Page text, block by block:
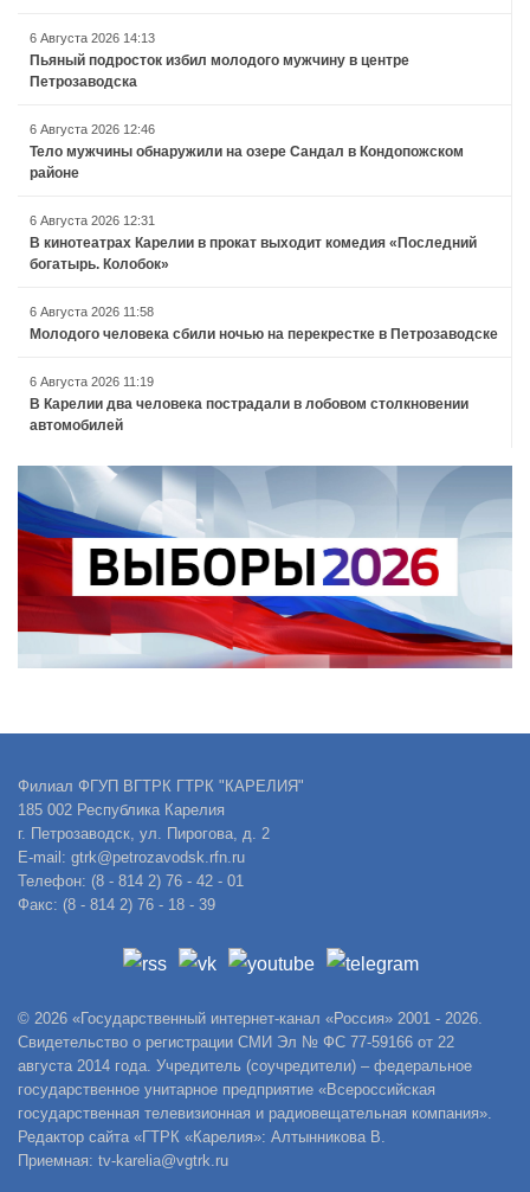
6 Августа 2026 14:13
Пьяный подросток избил молодого мужчину в центре
Петрозаводска
6 Августа 2026 12:46
Тело мужчины обнаружили на озере Сандал в Кондопожском
районе
6 Августа 2026 12:31
В кинотеатрах Карелии в прокат выходит комедия «Последний
богатырь. Колобок»
6 Августа 2026 11:58
Молодого человека сбили ночью на перекрестке в Петрозаводске
6 Августа 2026 11:19
В Карелии два человека пострадали в лобовом столкновении
автомобилей
Филиал ФГУП ВГТРК ГТРК "КАРЕЛИЯ"
185 002 Республика Карелия
г. Петрозаводск, ул. Пирогова, д. 2
E-mail: gtrk@petrozavodsk.rfn.ru
Телефон: (8 - 814 2) 76 - 42 - 01
Факс: (8 - 814 2) 76 - 18 - 39
© 2026 «Государственный интернет-канал «Россия» 2001 - 2026.
Свидетельство о регистрации СМИ Эл № ФС 77-59166 от 22
августа 2014 года. Учредитель (соучредители) – федеральное
государственное унитарное предприятие «Всероссийская
государственная телевизионная и радиовещательная компания».
Редактор сайта «ГТРК «Карелия»: Алтынникова В.
Приемная: tv-karelia@vgtrk.ru